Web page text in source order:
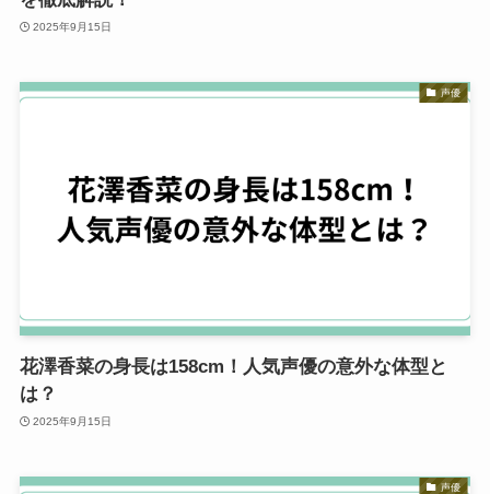
2025年9月15日
声優
花澤香菜の身長は158cm！人気声優の意外な体型と
は？
2025年9月15日
声優